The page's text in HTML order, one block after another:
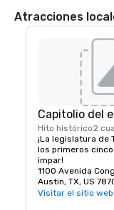
Atracciones
Capitolio del
Hito histórico2
¡La legislatura de
los primeros
impar!
1100 Avenida
Austin, TX, US
Visitar el sitio web